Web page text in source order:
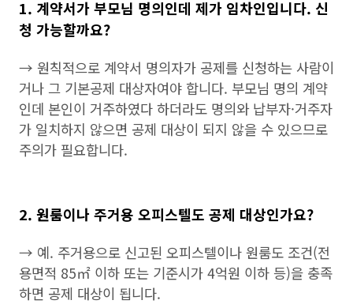
1. 계약서가 부모님 명의인데 제가 임차인입니다. 신
청 가능할까요?
→ 원칙적으로 계약서 명의자가 공제를 신청하는 사람이
거나 그 기본공제 대상자여야 합니다. 부모님 명의 계약
인데 본인이 거주하였다 하더라도 명의와 납부자·거주자
가 일치하지 않으면 공제 대상이 되지 않을 수 있으므로
주의가 필요합니다.
2. 원룸이나 주거용 오피스텔도 공제 대상인가요?
→ 예. 주거용으로 신고된 오피스텔이나 원룸도 조건(전
용면적 85㎡ 이하 또는 기준시가 4억원 이하 등)을 충족
하면 공제 대상이 됩니다.